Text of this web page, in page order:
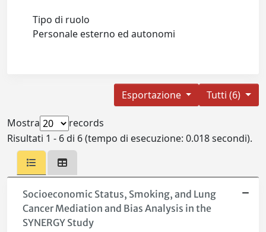
Tipo di ruolo
Personale esterno ed autonomi
Tutti (6)
Esportazione
Mostra
records
Risultati 1 - 6 di 6 (tempo di esecuzione: 0.018 secondi).
Socioeconomic Status, Smoking, and Lung
Cancer Mediation and Bias Analysis in the
SYNERGY Study